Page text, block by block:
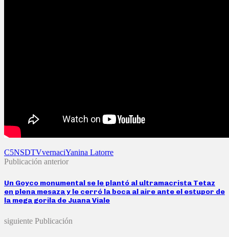
C5NSDTVvernaciYanina Latorre
Publicación anterior
Un Goyco monumental se le plantó al ultramacrista Tetaz
en plena mesaza y le cerró la boca al aire ante el estupor de
la mega gorila de Juana Viale
siguiente Publicación